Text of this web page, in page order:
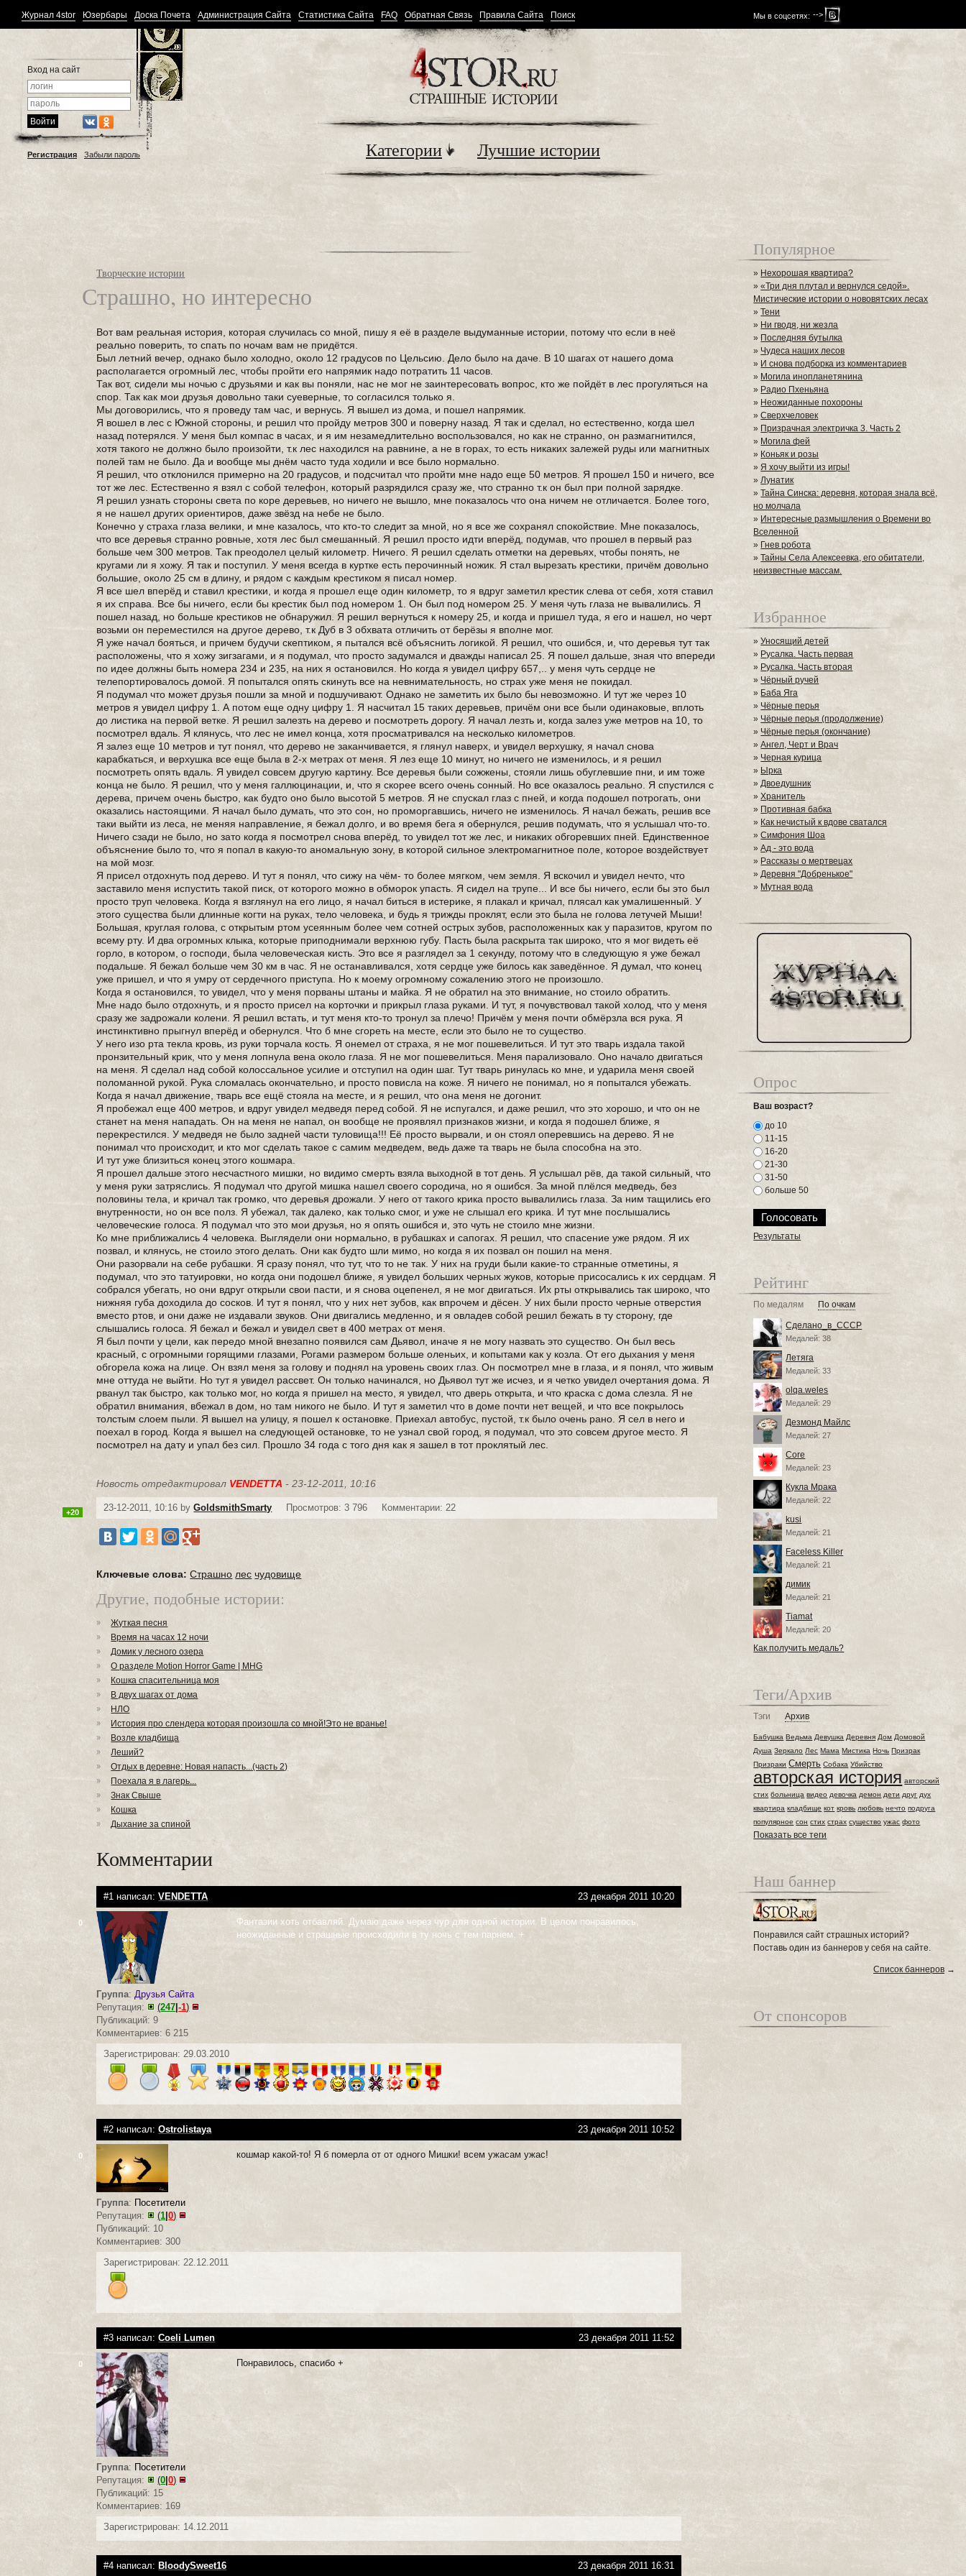
Мы в соцсетях: -->
Журнал 4stor Юзербары Доска Почета Администрация Сайта Статистика Сайта FAQ Обратная Связь Правила Сайта Поиск
Вход на сайт
Регистрация Забыли пароль Категории Лучшие истории
Творческие истории
Страшно, но интересно
Вот вам реальная история, которая случилась со мной, пишу я её в разделе выдуманные истории, потому что если в неё
реально поверить, то спать по ночам вам не придётся.
Был летний вечер, однако было холодно, около 12 градусов по Цельсию. Дело было на даче. В 10 шагах от нашего дома
располагается огромный лес, чтобы пройти его напрямик надо потратить 11 часов.
Так вот, сидели мы ночью с друзьями и как вы поняли, нас не мог не заинтересовать вопрос, кто же пойдёт в лес прогуляться на
спор. Так как мои друзья довольно таки суеверные, то согласился только я.
Мы договорились, что я проведу там час, и вернусь. Я вышел из дома, и пошел напрямик.
Я вошел в лес с Южной стороны, и решил что пройду метров 300 и поверну назад. Я так и сделал, но естественно, когда шел
назад потерялся. У меня был компас в часах, и я им незамедлительно воспользовался, но как не странно, он размагнитился,
хотя такого не должно было произойти, т.к лес находился на равнине, а не в горах, то есть никаких залежей руды или магнитных
полей там не было. Да и вообще мы днём часто туда ходили и все было нормально.
Я решил, что отклонился примерно на 20 градусов, и подсчитал что пройти мне надо еще 50 метров. Я прошел 150 и ничего, все
тот же лес. Естественно я взял с собой телефон, который разрядился сразу же, что странно т.к он был при полной зарядке.
Я решил узнать стороны света по коре деревьев, но ничего не вышло, мне показалось что она ничем не отличается. Более того,
я не нашел других ориентиров, даже звёзд на небе не было.
Конечно у страха глаза велики, и мне казалось, что кто-то следит за мной, но я все же сохранял спокойствие. Мне показалось,
что все деревья странно ровные, хотя лес был смешанный. Я решил просто идти вперёд, подумав, что прошел в первый раз
больше чем 300 метров. Так преодолел целый километр. Ничего. Я решил сделать отметки на деревьях, чтобы понять, не
кругами ли я хожу. Я так и поступил. У меня всегда в куртке есть перочинный ножик. Я стал вырезать крестики, причём довольно
большие, около 25 см в длину, и рядом с каждым крестиком я писал номер.
Я все шел вперёд и ставил крестики, и когда я прошел еще один километр, то я вдруг заметил крестик слева от себя, хотя ставил
я их справа. Все бы ничего, если бы крестик был под номером 1. Он был под номером 25. У меня чуть глаза не вывалились. Я
пошел назад, но больше крестиков не обнаружил. Я решил вернуться к номеру 25, и когда и пришел туда, я его и нашел, но черт
возьми он переместился на другое дерево, т.к Дуб в 3 обхвата отличить от берёзы я вполне мог.
Я уже начал бояться, и причем будучи скептиком, я пытался всё объяснить логикой. Я решил, что ошибся, и, что деревья тут так
расположены, что я хожу зигзагами, и я подумал, что просто задумался и дважды написал 25. Я пошел дальше, зная что впереди
по идее должны быть номера 234 и 235, на них я остановился. Но когда я увидел цифру 657,.. у меня чуть сердце не
телепортировалось домой. Я попытался опять скинуть все на невнимательность, но страх уже меня не покидал.
Я подумал что может друзья пошли за мной и подшучивают. Однако не заметить их было бы невозможно. И тут же через 10
метров я увидел цифру 1. А потом еще одну цифру 1. Я насчитал 15 таких деревьев, причём они все были одинаковые, вплоть
до листика на первой ветке. Я решил залезть на дерево и посмотреть дорогу. Я начал лезть и, когда залез уже метров на 10, то
посмотрел вдаль. Я клянусь, что лес не имел конца, хотя просматривался на несколько километров.
Я залез еще 10 метров и тут понял, что дерево не заканчивается, я глянул наверх, и увидел верхушку, я начал снова
карабкаться, и верхушка все еще была в 2-х метрах от меня. Я лез еще 10 минут, но ничего не изменилось, и я решил
посмотреть опять вдаль. Я увидел совсем другую картину. Все деревья были сожжены, стояли лишь обуглевшие пни, и им тоже
конца не было. Я решил, что у меня галлюцинации, и, что я скорее всего очень сонный. Но все оказалось реально. Я спустился с
дерева, причем очень быстро, как будто оно было высотой 5 метров. Я не спускал глаз с пней, и когда подошел потрогать, они
оказались настоящими. Я начал было думать, что это сон, но проморгавшись, ничего не изменилось. Я начал бежать, решив все
таки выйти из леса, не меняя направление, я бежал долго, и во время бега я обернулся, решив подумать, что я услышал что-то.
Ничего сзади не было, но зато когда я посмотрел снова вперёд, то увидел тот же лес, и никаких обгоревших пней. Единственное
объяснение было то, что я попал в какую-то аномальную зону, в которой сильное электромагнитное поле, которое воздействует
на мой мозг.
Я присел отдохнуть под дерево. И тут я понял, что сижу на чём- то более мягком, чем земля. Я вскочил и увидел нечто, что
заставило меня испустить такой писк, от которого можно в обморок упасть. Я сидел на трупе... И все бы ничего, если бы это был
просто труп человека. Когда я взглянул на его лицо, я начал биться в истерике, я плакал и кричал, плясал как умалишенный. У
этого существа были длинные когти на руках, тело человека, и будь я трижды проклят, если это была не голова летучей Мыши!
Большая, круглая голова, с открытым ртом усеянным более чем сотней острых зубов, расположенных как у паразитов, кругом по
всему рту. И два огромных клыка, которые приподнимали верхнюю губу. Пасть была раскрыта так широко, что я мог видеть её
горло, в котором, о господи, была человеческая кисть. Это все я разглядел за 1 секунду, потому что в следующую я уже бежал
подальше. Я бежал больше чем 30 км в час. Я не останавливался, хотя сердце уже билось как заведённое. Я думал, что конец
уже пришел, и что я умру от сердечного приступа. Но к моему огромному сожалению этого не произошло.
Когда я остановился, то увидел, что у меня порваны штаны и майка. Я не обратил на это внимание, но стоило обратить.
Мне надо было отдохнуть, и я просто присел на корточки и прикрыл глаза руками. И тут, я почувствовал такой холод, что у меня
сразу же задрожали колени. Я решил встать, и тут меня кто-то тронул за плечо! Причём у меня почти обмёрзла вся рука. Я
инстинктивно прыгнул вперёд и обернулся. Что б мне сгореть на месте, если это было не то существо.
У него изо рта текла кровь, из руки торчала кость. Я онемел от страха, я не мог пошевелиться. И тут это тварь издала такой
пронзительный крик, что у меня лопнула вена около глаза. Я не мог пошевелиться. Меня парализовало. Оно начало двигаться
на меня. Я сделал над собой колоссальное усилие и отступил на один шаг. Тут тварь ринулась ко мне, и ударила меня своей
поломанной рукой. Рука сломалась окончательно, и просто повисла на коже. Я ничего не понимал, но я попытался убежать.
Когда я начал движение, тварь все ещё стояла на месте, и я решил, что она меня не догонит.
Я пробежал еще 400 метров, и вдруг увидел медведя перед собой. Я не испугался, и даже решил, что это хорошо, и что он не
станет на меня нападать. Он на меня не напал, он вообще не проявлял признаков жизни, и когда я подошел ближе, я
перекрестился. У медведя не было задней части туловища!!! Её просто вырвали, и он стоял оперевшись на дерево. Я не
понимал что происходит, и кто мог сделать такое с самим медведем, ведь даже та тварь не была способна на это.
И тут уже близиться конец этого кошмара.
Я прошел дальше этого несчастного мишки, но видимо смерть взяла выходной в тот день. Я услышал рёв, да такой сильный, что
у меня руки затряслись. Я подумал что другой мишка нашел своего сородича, но я ошибся. За мной плёлся медведь, без
половины тела, и кричал так громко, что деревья дрожали. У него от такого крика просто вывалились глаза. За ним тащились его
внутренности, но он все полз. Я убежал, так далеко, как только смог, и уже не слышал его крика. И тут мне послышались
человеческие голоса. Я подумал что это мои друзья, но я опять ошибся и, это чуть не стоило мне жизни.
Ко мне приближались 4 человека. Выглядели они нормально, в рубашках и сапогах. Я решил, что спасение уже рядом. Я их
позвал, и клянусь, не стоило этого делать. Они как будто шли мимо, но когда я их позвал он пошил на меня.
Они разорвали на себе рубашки. Я сразу понял, что тут, что то не так. У них на груди были какие-то странные отметины, я
подумал, что это татуировки, но когда они подошел ближе, я увидел больших черных жуков, которые присосались к их сердцам. Я
собрался убегать, но они вдруг открыли свои пасти, и я снова оцепенел, я не мог двигаться. Их рты открывались так широко, что
нижняя губа доходила до сосков. И тут я понял, что у них нет зубов, как впрочем и дёсен. У них были просто черные отверстия
вместо ртов, и они даже не издавали звуков. Они двигались медленно, и я овладев собой решил бежать в ту сторону, где
слышались голоса. Я бежал и бежал и увидел свет в 400 метрах от меня.
Я был почти у цели, как передо мной внезапно появился сам Дьявол, иначе я не могу назвать это существо. Он был весь
красный, с огромными горящими глазами, Рогами размером больше оленьих, и копытами как у козла. От его дыхания у меня
обгорела кожа на лице. Он взял меня за голову и поднял на уровень своих глаз. Он посмотрел мне в глаза, и я понял, что живым
мне оттуда не выйти. Но тут я увидел рассвет. Он только начинался, но Дьявол тут же исчез, и я четко увидел очертания дома. Я
рванул так быстро, как только мог, но когда я пришел на место, я увидел, что дверь открыта, и что краска с дома слезла. Я не
обратил внимания, вбежал в дом, но там никого не было. И тут я заметил что в доме почти нет вещей, и что все покрылось
толстым слоем пыли. Я вышел на улицу, я пошел к остановке. Приехал автобус, пустой, т.к было очень рано. Я сел в него и
поехал в город. Когда я вышел на следующей остановке, то не узнал свой город, я подумал, что это совсем другое место. Я
посмотрел на дату и упал без сил. Прошло 34 года с того дня как я зашел в тот проклятый лес.
Новость отредактировал VENDETTA - 23-12-2011, 10:16
23-12-2011, 10:16 byGoldsmithSmarty Просмотров: 3 796 Комментарии: 22
+20
Ключевые слова: Страшно лес чудовище
Другие, подобные истории:
Жуткая песня
Время на часах 12 ночи
Домик у лесного озера
О разделе Motion Horror Game | MHG
Кошка спасительница моя
В двух шагах от дома
НЛО
История про слендера которая произошла со мной!Это не вранье!
Возле кладбища
Леший?
Отдых в деревне: Новая напасть...(часть 2)
Поехала я в лагерь...
Знак Свыше
Кошка
Дыхание за спиной
Комментарии
#1 написал:VENDETTA 23 декабря 2011 10:20
0
Группа: Друзья Сайта
Репутация:
(247 |-1)
Публикаций: 9
Комментариев: 6 215
Фантазии хоть отбавляй. Думаю даже через чур для одной истории. В целом понравилось,
неожиданные и страшные происходили в ту ночь с тем парнем. +
Зарегистрирован: 29.03.2010
#2 написал:Ostrolistaya 23 декабря 2011 10:52
0
Группа: Посетители
Репутация:
(1 |0)
Публикаций: 10
Комментариев: 300
кошмар какой-то! Я б померла от от одного Мишки! всем ужасам ужас!
Зарегистрирован: 22.12.2011
#3 написал:Coeli Lumen 23 декабря 2011 11:52
0
Группа: Посетители
Репутация:
(0 |0)
Публикаций: 15
Комментариев: 169
Понравилось, спасибо +
Зарегистрирован: 14.12.2011
#4 написал: BloodySweet16 23 декабря 2011 16:31
Популярное
» Нехорошая квартира?
»«Три дня плутал и вернулся седой».
Мистические истории о нововятских лесах
»Тени
» Ни гводя, ни жезла
» Последняя бутылка
» Чудеса наших лесов
» И снова подборка из комментариев
» Могила инопланетянина
» Радио Пхеньяна
» Неожиданные похороны
»Сверхчеловек
» Призрачная электричка 3. Часть 2
» Могила фей
» Коньяк и розы
»Я хочу выйти из игры!
»Лунатик
»Тайна Синска: деревня, которая знала всё,
но молчала
» Интересные размышления о Времени во
Вселенной
» Гнев робота
»Тайны Села Алексеевка, его обитатели,
неизвестные массам.
Избранное
»Уносящий детей
» Русалка. Часть первая
» Русалка. Часть вторая
» Чёрный ручей
» Баба Яга
» Чёрные перья
» Чёрные перья (продолжение)
» Чёрные перья (окончание)
»Ангел, Черт и Врач
» Черная курица
» Ырка
»Двоедушник
»Хранитель
» Противная бабка
» Как нечистый к вдове сватался
»Симфония Шоа
»Ад - это вода
» Рассказы о мертвецах
»Деревня "Добренькое"
» Мутная вода
Опрос
Ваш возраст?
до 10
11-15
16-20
21-30
31-50
больше 50
Результаты
Рейтинг
По медалям По очкам
Сделано_в_СССР
Медалей: 38
Летяга
Медалей: 33
olqa.weles
Медалей: 29
Дезмонд Майлс
Медалей: 27
Core
Медалей: 23
Кукла Мрака
Медалей: 22
kusi
Медалей: 21
Faceless Killer
Медалей: 21
димик
Медалей: 21
Tiamat
Медалей: 20
Как получить медаль?
Теги/Архив
Тэги Архив
Бабушка Ведьма Девушка Деревня Дом Домовой
Душа Зеркало Лес Мама Мистика Ночь Призрак
Призраки Смерть Собака Убийство
авторская история авторский
стих больница видео девочка демон дети друг дух
квартира кладбище кот кровь любовь нечто подруга
популярное сон стих страх существо ужас фото
Показать все теги
Наш баннер
Понравился сайт страшных историй?
Поставь один из баннеров у себя на сайте.
Список баннеров →
От спонсоров